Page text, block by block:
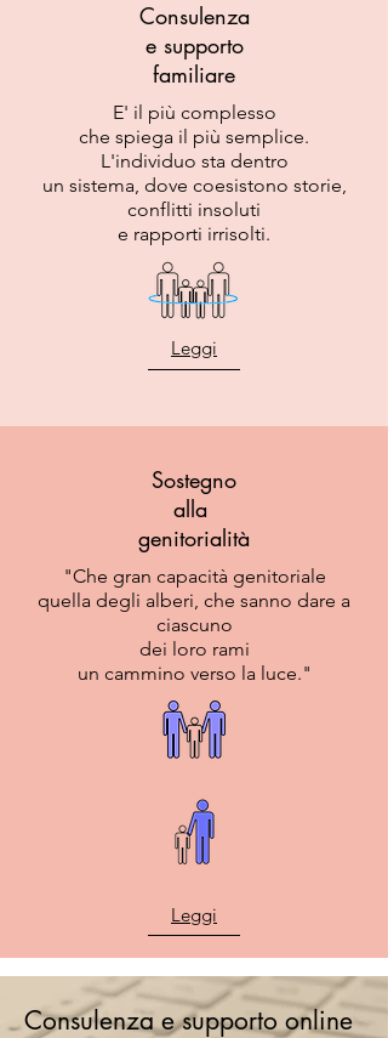
Consulenza
e supporto
familiare
E' il più complesso
che spiega il più semplice.
L'individuo sta dentro
un sistema, dove coesistono storie,
conflitti insoluti
e rapporti irrisolti.
Leggi
Sostegno
alla
genitorialità
"Che gran capacità genitoriale
quella degli alberi, che sanno dare a
ciascuno
dei loro rami
un cammino verso la luce."
Leggi
Consulenza e supporto online